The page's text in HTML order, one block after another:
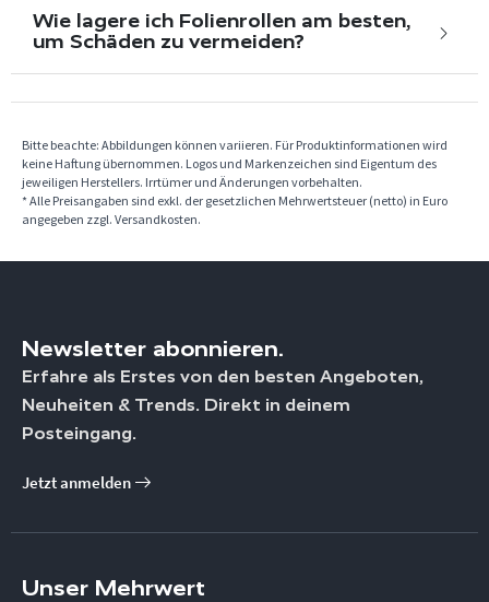
Wie lagere ich Folienrollen am besten,
um Schäden zu vermeiden?
Bitte beachte: Abbildungen können variieren. Für Produktinformationen wird
keine Haftung übernommen. Logos und Markenzeichen sind Eigentum des
jeweiligen Herstellers. Irrtümer und Änderungen vorbehalten.
* Alle Preisangaben sind exkl. der gesetzlichen Mehrwertsteuer (netto) in Euro
angegeben zzgl. Versandkosten.
Newsletter abonnieren.
Erfahre als Erstes von den besten Angeboten,
Neuheiten & Trends. Direkt in deinem
Posteingang.
Jetzt anmelden
Unser Mehrwert